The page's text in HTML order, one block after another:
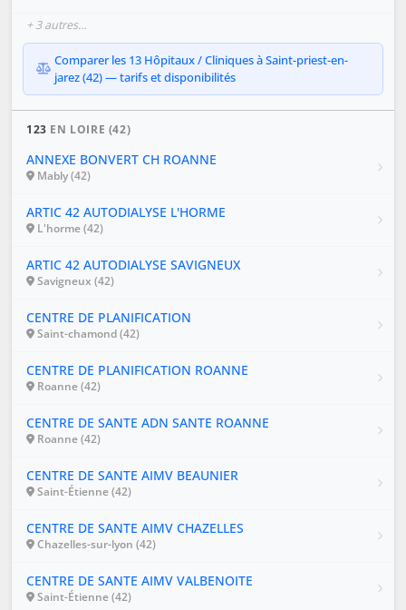
+ 3 autres…
Comparer les 13 Hôpitaux / Cliniques à Saint-priest-en-
jarez (42) — tarifs et disponibilités
123 EN LOIRE (42)
ANNEXE BONVERT CH ROANNE
Mably (42)
ARTIC 42 AUTODIALYSE L'HORME
L'horme (42)
ARTIC 42 AUTODIALYSE SAVIGNEUX
Savigneux (42)
CENTRE DE PLANIFICATION
Saint-chamond (42)
CENTRE DE PLANIFICATION ROANNE
Roanne (42)
CENTRE DE SANTE ADN SANTE ROANNE
Roanne (42)
CENTRE DE SANTE AIMV BEAUNIER
Saint-Étienne (42)
CENTRE DE SANTE AIMV CHAZELLES
Chazelles-sur-lyon (42)
CENTRE DE SANTE AIMV VALBENOITE
Saint-Étienne (42)